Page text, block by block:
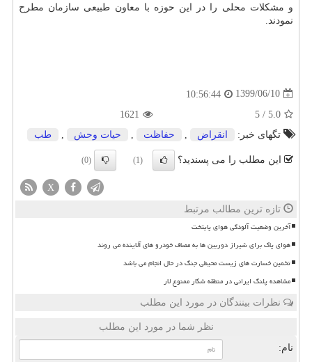
و مشکلات محلی را در این حوزه با معاون طبیعی سازمان مطرح
نمودند.
1399/06/10
10:56:44
5.0
/
5
1621
تگهای خبر:
انقراض حفاظت حیات وحش طب
این مطلب را می پسندید؟ (1)
(0)
X
تازه ترین مطالب مرتبط
آخرین وضعیت آلودگی هوای پایتخت
هوای پاک برای شیراز دوربین ها به مصاف خودرو های آلاینده می روند
تخمین خسارت های زیست محیطی جنگ در حال انجام می باشد
مشاهده پلنگ ایرانی در منطقه شکار ممنوع لار
نظرات بینندگان در مورد این مطلب
نظر شما در مورد این مطلب
نام: